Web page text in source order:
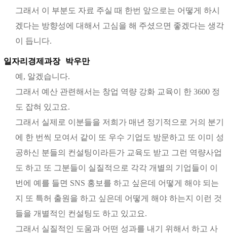
그래서 이 부분도 자료 주실 때 한번 앞으로는 어떻게 하시
겠다는 방향성에 대해서 고심을 해 주셨으면 좋겠다는 생각
이 듭니다.
일자리경제과장
박우만
예, 알겠습니다.
그래서 예산 관련해서는 창업 역량 강화 교육이 한 3600 정
도 잡혀 있고요.
그래서 실제로 이분들을 저희가 매년 정기적으로 거의 분기
에 한 번씩 모여서 같이 또 우수 기업도 방문하고 또 이미 성
공하신 분들의 컨설팅이라든가 교육도 받고 그런 역량사업
도 하고 또 그분들이 실질적으로 각각 개별의 기업들이 이
번에 예를 들면 SNS 홍보를 하고 싶은데 어떻게 해야 되는
지 또 특허 출원을 하고 싶은데 어떻게 해야 하는지 이런 것
들을 개별적인 컨설팅도 하고 있고요.
그래서 실질적인 도움과 어떤 성과를 내기 위해서 하고 사